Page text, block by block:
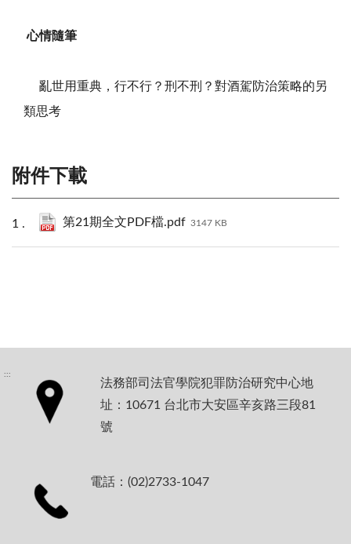
心情隨筆
亂世用重典，行不行？刑不刑？對酒駕防治策略的另
類思考
附件下載
第21期全文PDF檔.pdf 3147 KB
:::
法務部司法官學院犯罪防治研究中心地
址：10671 台北市大安區辛亥路三段81
號
電話：(02)2733-1047